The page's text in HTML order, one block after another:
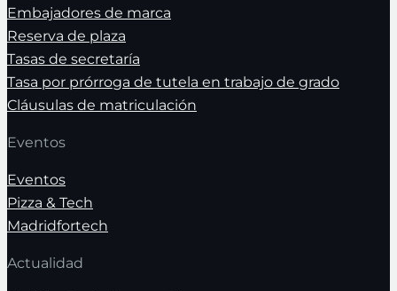
Embajadores de marca
Reserva de plaza
Tasas de secretaría
Tasa por prórroga de tutela en trabajo de grado
Cláusulas de matriculación
Eventos
Eventos
Pizza & Tech
Madridfortech
Actualidad